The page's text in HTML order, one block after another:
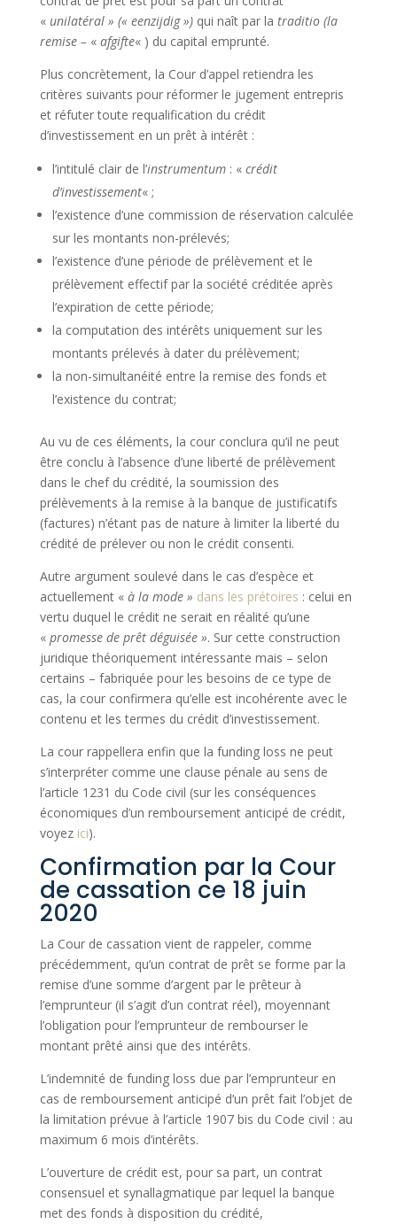
« unilatéral » (« eenzijdig »)qui naît par la traditio (la
remise – « afgifte« ) du capital emprunté.
Plus concrètement, la Cour d’appel retiendra les
critères suivants pour réformer le jugement entrepris
et réfuter toute requalification du crédit
d’investissement en un prêt à intérêt :
l’intitulé clair de l’instrumentum: « crédit
d’investissement« ;
l’existence d’une commission de réservation calculée
sur les montants non-prélevés;
l’existence d’une période de prélèvement et le
prélèvement effectif par la société créditée après
l’expiration de cette période;
la computation des intérêts uniquement sur les
montants prélevés à dater du prélèvement;
la non-simultanéité entre la remise des fonds et
l’existence du contrat;
Au vu de ces éléments, la cour conclura qu’il ne peut
être conclu à l’absence d’une liberté de prélèvement
dans le chef du crédité, la soumission des
prélèvements à la remise à la banque de justificatifs
(factures) n’étant pas de nature à limiter la liberté du
crédité de prélever ou non le crédit consenti.
Autre argument soulevé dans le cas d’espèce et
actuellement « à la mode » dans les prétoires : celui en
vertu duquel le crédit ne serait en réalité qu’une
« promesse de prêt déguisée ». Sur cette construction
juridique théoriquement intéressante mais – selon
certains – fabriquée pour les besoins de ce type de
cas, la cour confirmera qu’elle est incohérente avec le
contenu et les termes du crédit d’investissement.
La cour rappellera enfin que la funding loss ne peut
s’interpréter comme une clause pénale au sens de
l’article 1231 du Code civil (sur les conséquences
économiques d’un remboursement anticipé de crédit,
voyez ici).
Confirmation par la Cour
de cassation ce 18 juin
2020
La Cour de cassation vient de rappeler, comme
précédemment, qu’un contrat de prêt se forme par la
remise d’une somme d’argent par le prêteur à
l’emprunteur (il s’agit d’un contrat réel), moyennant
l’obligation pour l’emprunteur de rembourser le
montant prêté ainsi que des intérêts.
L’indemnité de funding loss due par l’emprunteur en
cas de remboursement anticipé d’un prêt fait l’objet de
la limitation prévue à l’article 1907 bis du Code civil : au
maximum 6 mois d’intérêts.
L’ouverture de crédit est, pour sa part, un contrat
consensuel et synallagmatique par lequel la banque
met des fonds à disposition du crédité,